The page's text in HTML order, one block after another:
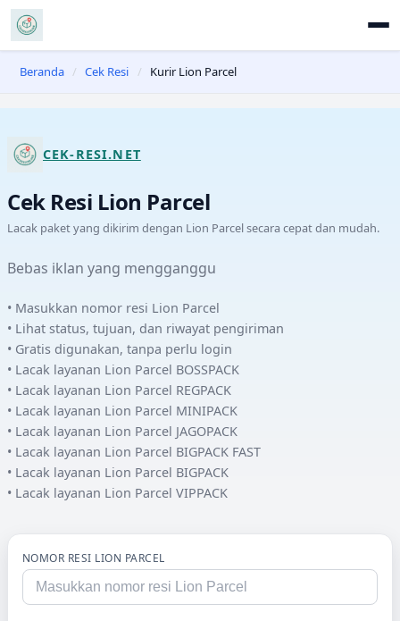
Beranda / Cek Resi / Kurir Lion Parcel
CEK-RESI.NET
Cek Resi Lion Parcel
Lacak paket yang dikirim dengan Lion Parcelsecara cepat dan mudah.
Bebas iklan yang mengganggu
• Masukkan nomor resi Lion Parcel
• Lihat status, tujuan, dan riwayat pengiriman
• Gratis digunakan, tanpa perlu login
• Lacak layanan Lion Parcel BOSSPACK
• Lacak layanan Lion Parcel REGPACK
• Lacak layanan Lion Parcel MINIPACK
• Lacak layanan Lion Parcel JAGOPACK
• Lacak layanan Lion Parcel BIGPACK FAST
• Lacak layanan Lion Parcel BIGPACK
• Lacak layanan Lion Parcel VIPPACK
NOMOR RESI LION PARCEL